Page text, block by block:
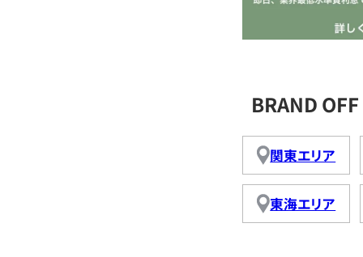
BRAND
関東エリア
東海エリア